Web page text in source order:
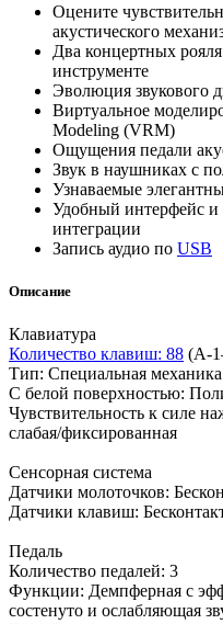
Оцените
акустического
Два концертных
инструменте
Эволюция звукового
Виртуальное
Modeling (VRM)
Ощущения педали
Звук в наушниках с
Узнаваемые
Удобный интерфейс
интеграции
Запись аудио по USB
Описание
Клавиатура
Количество клавиш: 88 (A-
Тип: Специальная механика
С белой поверхностью:
Чувствительность к силе
слабая/фиксированная
Сенсорная система
Датчики молоточков:
Датчики клавиш:
Педаль
Количество педалей: 3
Функции: Демпферная с
состенуто и ослабляющая